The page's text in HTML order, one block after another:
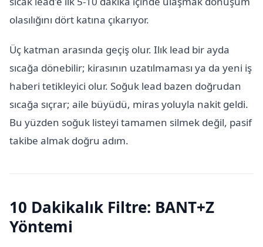
olasılığını dört katına çıkarıyor.
Üç katman arasında geçiş olur. Ilık lead bir ayda
sıcağa dönebilir; kirasının uzatılmaması ya da yeni iş
haberi tetikleyici olur. Soğuk lead bazen doğrudan
sıcağa sıçrar; aile büyüdü, miras yoluyla nakit geldi.
Bu yüzden soğuk listeyi tamamen silmek değil, pasif
takibe almak doğru adım.
10 Dakikalık Filtre: BANT+Z
Yöntemi